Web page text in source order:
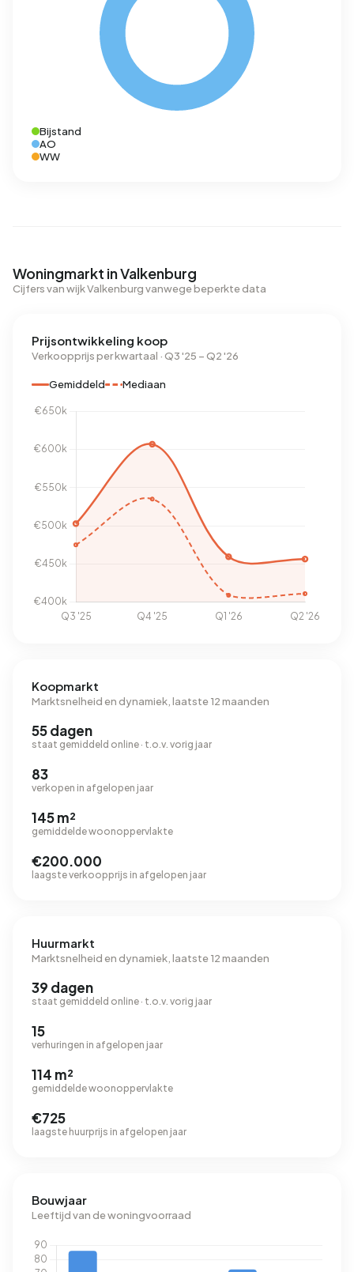
Bijstand
AO
WW
Woningmarkt in Valkenburg
Cijfers van wijk Valkenburg vanwege beperkte data
Prijsontwikkeling koop
Verkoopprijs per kwartaal · Q3 '25 – Q2 '26
Gemiddeld Mediaan
Koopmarkt
Marktsnelheid en dynamiek, laatste 12 maanden
55 dagen
staat gemiddeld online · t.o.v. vorig jaar
83
verkopen in afgelopen jaar
145 m²
gemiddelde woonoppervlakte
€200.000
laagste verkoopprijs in afgelopen jaar
Huurmarkt
Marktsnelheid en dynamiek, laatste 12 maanden
39 dagen
staat gemiddeld online · t.o.v. vorig jaar
15
verhuringen in afgelopen jaar
114 m²
gemiddelde woonoppervlakte
€725
laagste huurprijs in afgelopen jaar
Bouwjaar
Leeftijd van de woningvoorraad